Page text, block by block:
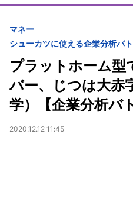
マネー
シューカツに使える企業分析バ
プラットホーム型
バー、じつは大赤
学）【企業分析バ
2020.12.12 11:45